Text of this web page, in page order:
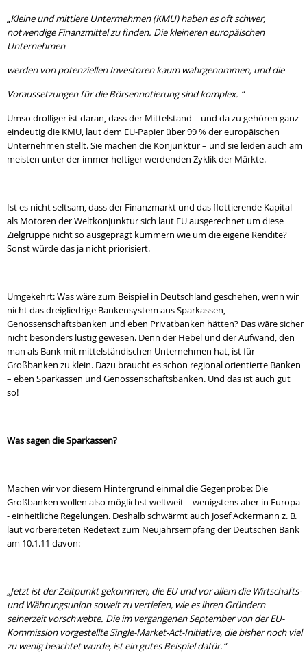
„Kleine und mittlere Untermehmen (KMU) haben es oft schwer,
notwendige Finanzmittel zu finden. Die kleineren europäischen
Unternehmen
werden von potenziellen Investoren kaum wahrgenommen, und die
Voraussetzungen für die Börsennotierung sind komplex. “
Umso drolliger ist daran, dass der Mittelstand – und da zu gehören ganz
eindeutig die KMU, laut dem EU-Papier über 99 % der europäischen
Unternehmen stellt. Sie machen die Konjunktur – und sie leiden auch am
meisten unter der immer heftiger werdenden Zyklik der Märkte.
Ist es nicht seltsam, dass der Finanzmarkt und das flottierende Kapital
als Motoren der Weltkonjunktur sich laut EU ausgerechnet um diese
Zielgruppe nicht so ausgeprägt kümmern wie um die eigene Rendite?
Sonst würde das ja nicht priorisiert.
Umgekehrt: Was wäre zum Beispiel in Deutschland geschehen, wenn wir
nicht das dreigliedrige Bankensystem aus Sparkassen,
Genossenschaftsbanken und eben Privatbanken hätten? Das wäre sicher
nicht besonders lustig gewesen. Denn der Hebel und der Aufwand, den
man als Bank mit mittelständischen Unternehmen hat, ist für
Großbanken zu klein. Dazu braucht es schon regional orientierte Banken
– eben Sparkassen und Genossenschaftsbanken. Und das ist auch gut
so!
Was sagen die Sparkassen?
Machen wir vor diesem Hintergrund einmal die Gegenprobe: Die
Großbanken wollen also möglichst weltweit – wenigstens aber in Europa
- einheitliche Regelungen. Deshalb schwärmt auch Josef Ackermann z. B.
laut vorbereiteten Redetext zum Neujahrsempfang der Deutschen Bank
am 10.1.11 davon:
„Jetzt ist der Zeitpunkt gekommen, die EU und vor allem die Wirtschafts-
und Währungsunion soweit zu vertiefen, wie es ihren Gründern
seinerzeit vorschwebte. Die im vergangenen September von der EU-
Kommission vorgestellte Single-Market-Act-Initiative, die bisher noch viel
zu wenig beachtet wurde, ist ein gutes Beispiel dafür.“